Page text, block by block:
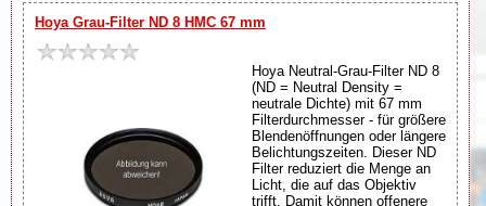
Hoya Grau-Filter ND 8 HMC 67 mm
Hoya Neutral-Grau-Filter ND 8
(ND = Neutral Density =
neutrale Dichte) mit 67 mm
Filterdurchmesser - für größere
Blendenöffnungen oder längere
Belichtungszeiten. Dieser ND
Filter reduziert die Menge an
Licht, die auf das Objektiv
trifft. Damit können offenere